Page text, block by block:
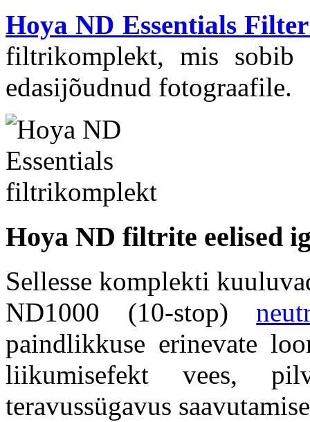
Hoya ND Essentials
filtrikomplekt, mis sobib
edasijõudnud fotograafile.
Hoya ND filtrite eelised
Sellesse komplekti
ND1000 (10-stop)
paindlikkuse erinevate
liikumisefekt vees,
teravussügavus